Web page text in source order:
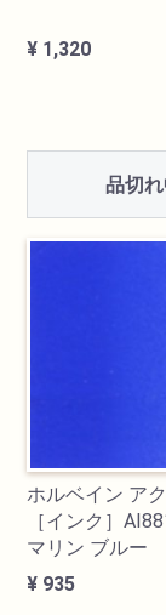
¥ 1,320
品切
ホルベイン ア
［インク］
マリン ブルー
¥ 935